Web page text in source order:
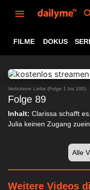
FILME DOKUS
Verbotene Liebe (Folge 1 bis 100)
Folge 89
Inhalt: Clarissa schafft
Julia keinen Zugang
Alle
Weitere Videos